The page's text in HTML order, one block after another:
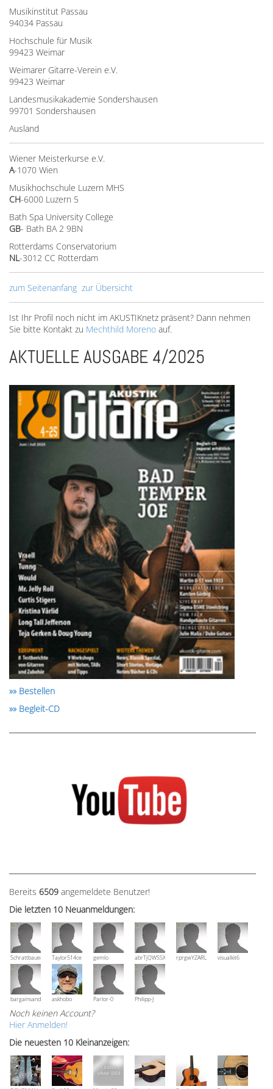
Musikinstitut Passau
94034 Passau
Hochschule für Musik
99423 Weimar
Weimarer Gitarre-Verein e.V.
99423 Weimar
Landesmusikakademie Sondershausen
99701 Sondershausen
Ausland
Wiener Meisterkurse e.V.
A-1070 Wien
Musikhochschule Luzern MHS
CH-6000 Luzern 5
Bath Spa University College
GB- Bath BA 2 9BN
Rotterdams Conservatorium
NL-3012 CC Rotterdam
zum Seitenanfang zur Übersicht
Ist Ihr Profil noch nicht im AKUSTIKnetz präsent? Dann nehmen
Sie bitte Kontakt zu Mechthild Moreno auf.
AKTUELLE AUSGABE 4/2025
»» Bestellen
»» Begleit-CD
Bereits 6509 angemeldete Benutzer!
Die letzten 10 Neuanmeldungen:
Schrattbauer Taylor514ce gemlo abrTjQWSSXuVznPolErprgwYZARUTZQyCWESpD
visualkit6
bargainsandmoreaskhobo Parlor-0 Philipp-J
Noch keinen Account?
Hier Anmelden!
Die neuesten 10 Kleinanzeigen: